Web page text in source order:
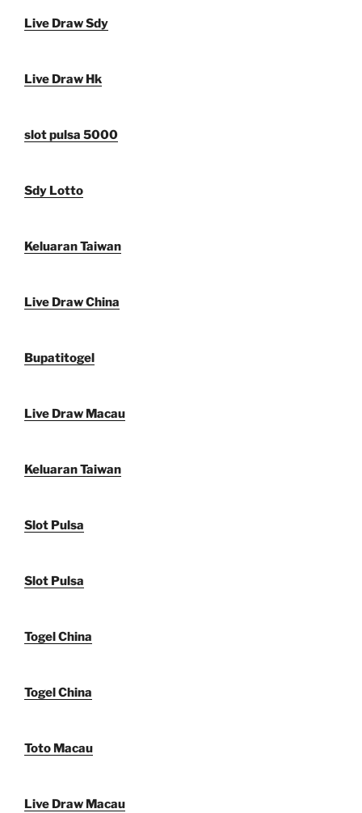
Live Draw Sdy
Live Draw Hk
slot pulsa 5000
Sdy Lotto
Keluaran Taiwan
Live Draw China
Bupatitogel
Live Draw Macau
Keluaran Taiwan
Slot Pulsa
Slot Pulsa
Togel China
Togel China
Toto Macau
Live Draw Macau